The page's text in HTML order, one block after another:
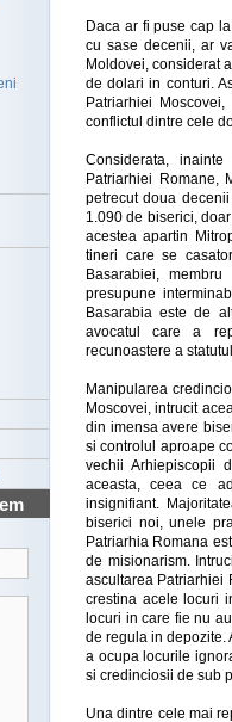
Daca ar fi puse cap
cu sase decenii, ar
Moldovei, considerat
de dolari in conturi.
Patriarhiei
conflictul dintre cele
Considerata,
Patriarhiei Romane,
petrecut doua
1.090 de biserici,
acestea apartin
tineri care se
Basarabiei,
presupune
Basarabia este de
avocatul care a
recunoastere a
Manipularea
Moscovei, intrucit
din imensa avere
si controlul aproape
vechii Arhiepiscopii
aceasta, ceea ce
insignifiant.
biserici noi, unele
Patriarhia Romana
de misionarism.
ascultarea Patriarhiei
crestina acele locuri
locuri in care fie nu
de regula in depozite.
a ocupa locurile
si credinciosii de sub
Una dintre cele mai